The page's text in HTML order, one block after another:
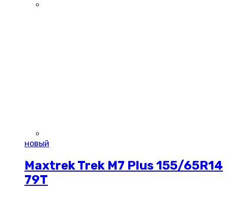
новый
Maxtrek Trek M7 Plus 155/65R14
79T